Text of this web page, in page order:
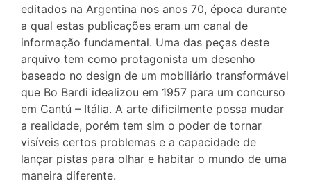
editados na Argentina nos anos 70, época durante
a qual estas publicações eram um canal de
informação fundamental. Uma das peças deste
arquivo tem como protagonista um desenho
baseado no design de um mobiliário transformável
que Bo Bardi idealizou em 1957 para um concurso
em Cantú – Itália. A arte dificilmente possa mudar
a realidade, porém tem sim o poder de tornar
visíveis certos problemas e a capacidade de
lançar pistas para olhar e habitar o mundo de uma
maneira diferente.